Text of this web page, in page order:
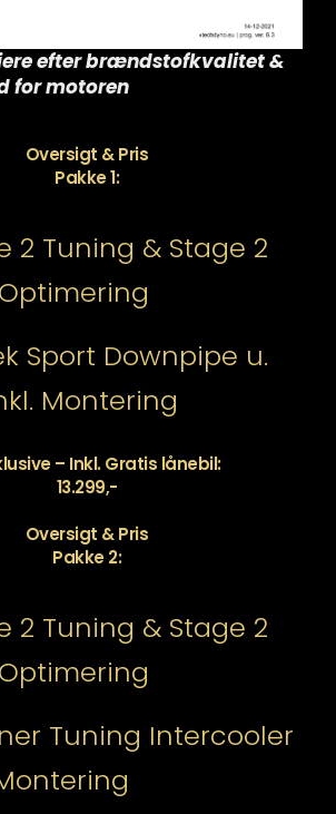
efter brændstofkvalitet &
for motoren
Oversigt & Pris
Pakke 1:
2 Tuning & Stage 2
Sport Downpipe u.
Montering
– Inkl. Gratis lånebil:
13.299,-
Oversigt & Pris
Pakke 2:
2 Tuning & Stage 2
Tuning Intercooler